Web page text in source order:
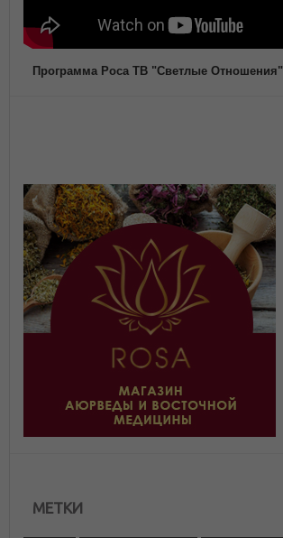
Программа Роса ТВ "Светлые Отношения"
МЕТКИ